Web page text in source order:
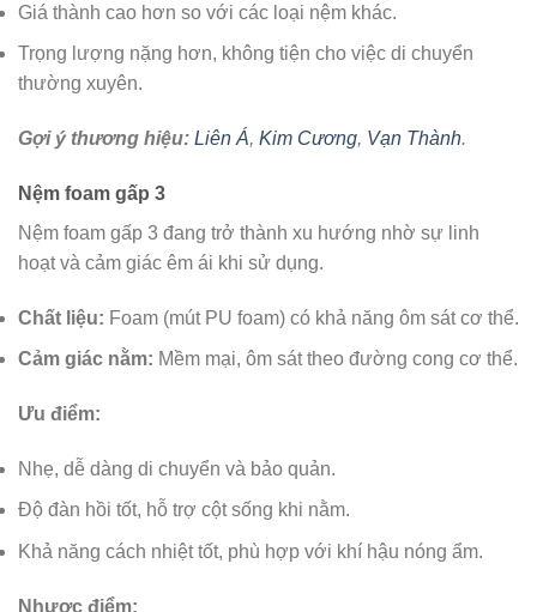
Giá thành cao hơn so với các loại nệm khác.
Trọng lượng nặng hơn, không tiện cho việc di chuyển
thường xuyên.
Gợi ý thương hiệu: Liên Á, Kim Cương, Vạn Thành.
Nệm foam gấp 3
Nệm foam gấp 3 đang trở thành xu hướng nhờ sự linh
hoạt và cảm giác êm ái khi sử dụng.
Chất liệu: Foam (mút PU foam) có khả năng ôm sát cơ thể.
Cảm giác nằm: Mềm mại, ôm sát theo đường cong cơ thể.
Ưu điểm:
Nhẹ, dễ dàng di chuyển và bảo quản.
Độ đàn hồi tốt, hỗ trợ cột sống khi nằm.
Khả năng cách nhiệt tốt, phù hợp với khí hậu nóng ẩm.
Nhược điểm: